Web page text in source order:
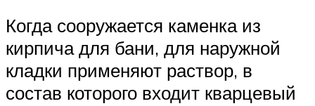
Когда сооружается каменка из
кирпича для бани, для наружной
кладки применяют раствор, в
состав которого входит кварцевый